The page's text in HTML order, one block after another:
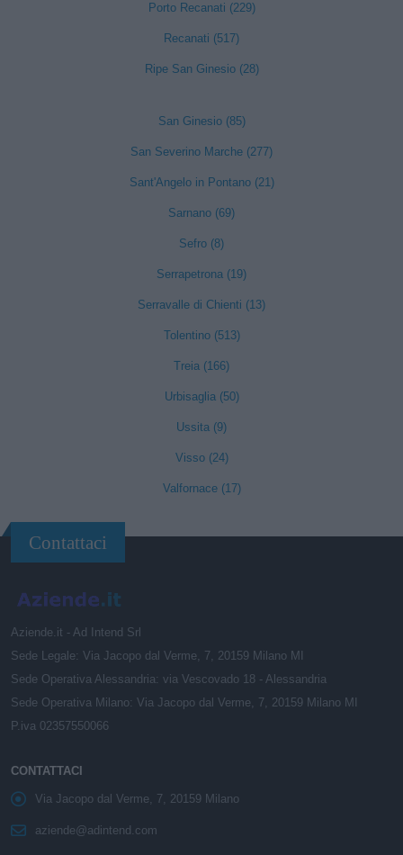
Porto Recanati (229)
Recanati (517)
Ripe San Ginesio (28)
San Ginesio (85)
San Severino Marche (277)
Sant'Angelo in Pontano (21)
Sarnano (69)
Sefro (8)
Serrapetrona (19)
Serravalle di Chienti (13)
Tolentino (513)
Treia (166)
Urbisaglia (50)
Ussita (9)
Visso (24)
Valfornace (17)
Contattaci
Aziende.it - Ad Intend Srl
Sede Legale: Via Jacopo dal Verme, 7, 20159 Milano MI
Sede Operativa Alessandria: via Vescovado 18 - Alessandria
Sede Operativa Milano: Via Jacopo dal Verme, 7, 20159 Milano MI
P.iva 02357550066
CONTATTACI
Via Jacopo dal Verme, 7, 20159 Milano
aziende@adintend.com